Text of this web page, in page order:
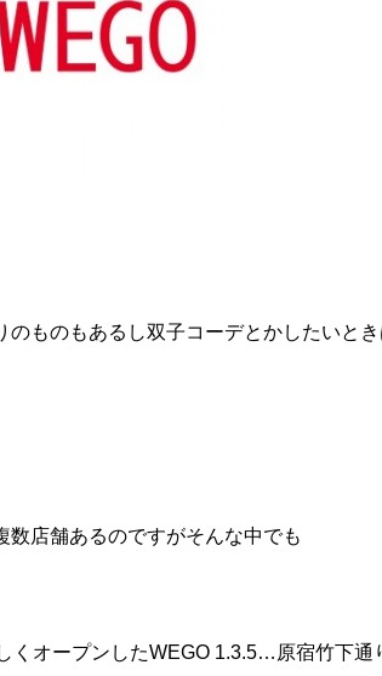
のものもあるし双子コーデとかしたいと
数店舗あるのですがそんな中でも
くオープンしたWEGO 1.3.5…原宿竹下通